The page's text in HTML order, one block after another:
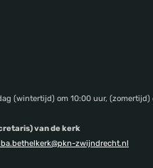
(wintertijd) om 10:00 uur, (zomertijd)
van de kerk
zwijndrecht.nl